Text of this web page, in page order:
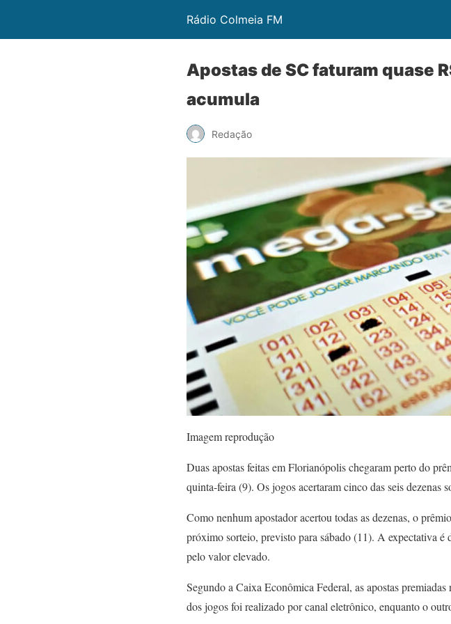
Rádio Colmeia FM
Apostas de SC faturam quase
acumula
Redação
Imagem reprodução
Duas apostas feitas em Florianópolis chegaram perto do
quinta-feira (9). Os jogos acertaram cinco das seis dezenas
Como nenhum apostador acertou todas as dezenas, o
próximo sorteio, previsto para sábado (11). A expectativa
pelo valor elevado.
Segundo a Caixa Econômica Federal, as apostas
dos jogos foi realizado por canal eletrônico, enquanto o